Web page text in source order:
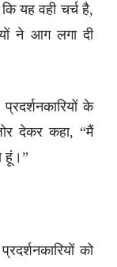
यह वही चर्च है,
ने आग लगा दी
के
देकर कहा, “मैं
हूं।”
को